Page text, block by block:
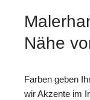
Nähe
Farben geben
wir Akzente im